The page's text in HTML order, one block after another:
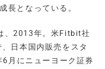
長となっている。
、2013年。米Fitbit社
日本国内販売をスタ
月にニューヨーク証券